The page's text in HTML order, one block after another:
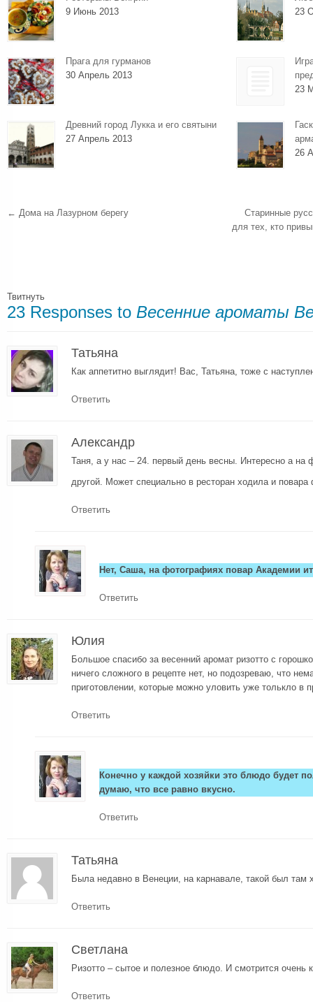
9 Июнь 2013
Прага для гурманов
30 Апрель 2013
Древний город Лукка и его святыни
27 Апрель 2013
23
23
26
← Дома на Лазурном берегу
Старинные
для тех, кто
Твитнуть
23 Responses to Весенние ароматы
Татьяна
Как аппетитно выглядит! Вас, Татьяна, тоже с
Ответить
Александр
Таня, а у нас – 24. первый день весны. Интересно а на
другой. Может специально в ресторан ходила и
Ответить
Нет, Саша, на фотографиях повар Академии
Ответить
Юлия
Большое спасибо за весенний аромат ризотто с
ничего сложного в рецепте нет, но подозреваю, что
приготовлении, которые можно уловить уже толькло в
Ответить
Конечно у каждой хозяйки это блюдо будет
думаю, что все равно вкусно.
Ответить
Татьяна
Была недавно в Венеции, на карнавале, такой был там
Ответить
Светлана
Ризотто – сытое и полезное блюдо. И смотрится очень
Ответить